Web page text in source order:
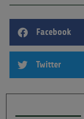
Facebook
Twitter